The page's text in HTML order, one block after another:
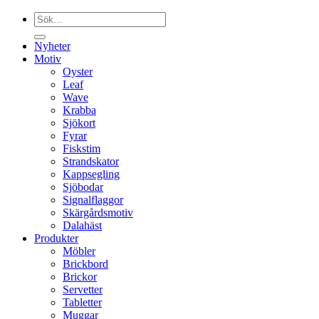
Sök
efter:
Nyheter
Motiv
Oyster
Leaf
Wave
Krabba
Sjökort
Fyrar
Fiskstim
Strandskator
Kappsegling
Sjöbodar
Signalflaggor
Skärgårdsmotiv
Dalahäst
Produkter
Möbler
Brickbord
Brickor
Servetter
Tabletter
Muggar